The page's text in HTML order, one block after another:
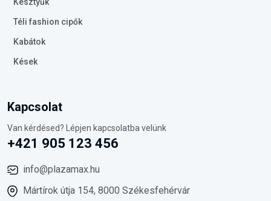
Téli fashion cipők
Kabátok
Kések
Kapcsolat
Van kérdésed? Lépjen kapcsolatba velünk
+421 905 123 456
info@plazamax.hu
Mártírok útja 154, 8000 Székesfehérvár